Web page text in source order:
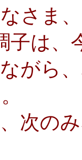
さま
子は
がら
次の